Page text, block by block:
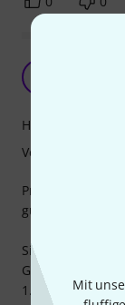
Mit
Prinzipiell tun
gut auf
Sind sie besser
Geschmacksache.
1. Im Handling
Handling
Verarbeitung